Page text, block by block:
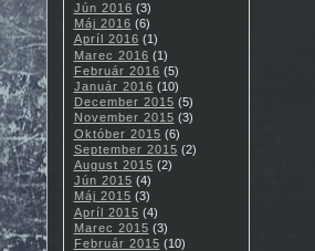
Jún 2016 (3)
Máj 2016 (6)
Apríl 2016 (1)
Marec 2016 (1)
Február 2016 (5)
Január 2016 (10)
December 2015 (5)
November 2015 (3)
Október 2015 (6)
September 2015 (2)
August 2015 (2)
Jún 2015 (4)
Máj 2015 (3)
Apríl 2015 (4)
Marec 2015 (3)
Február 2015 (10)